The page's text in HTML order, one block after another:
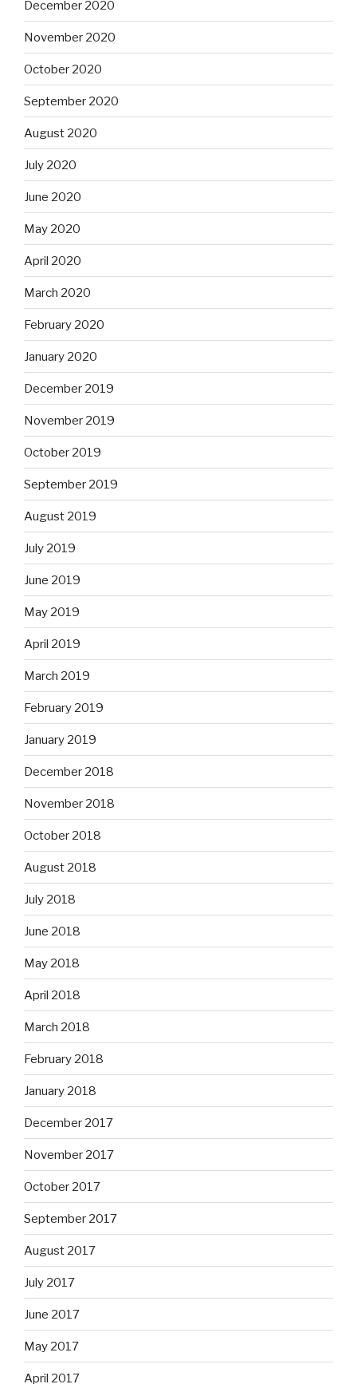
December 2020
November 2020
October 2020
September 2020
August 2020
July 2020
June 2020
May 2020
April 2020
March 2020
February 2020
January 2020
December 2019
November 2019
October 2019
September 2019
August 2019
July 2019
June 2019
May 2019
April 2019
March 2019
February 2019
January 2019
December 2018
November 2018
October 2018
August 2018
July 2018
June 2018
May 2018
April 2018
March 2018
February 2018
January 2018
December 2017
November 2017
October 2017
September 2017
August 2017
July 2017
June 2017
May 2017
April 2017